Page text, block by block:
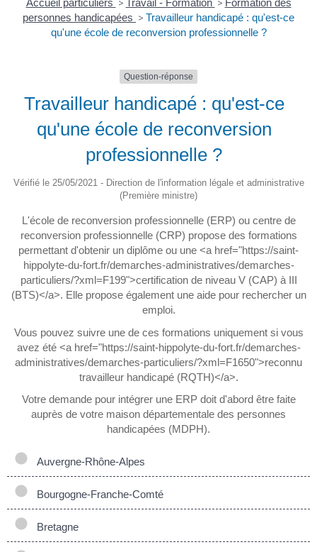
Accueil particuliers > Travail - Formation > Formation des
personnes handicapées > Travailleur handicapé : qu'est-ce
qu'une école de reconversion professionnelle ?
Question-réponse
Travailleur handicapé : qu'est-ce
qu'une école de reconversion
professionnelle ?
Vérifié le 25/05/2021 - Direction de l'information légale et administrative
(Première ministre)
L'école de reconversion professionnelle (ERP) ou centre de
reconversion professionnelle (CRP) propose des formations
permettant d'obtenir un diplôme ou une <a href="https://saint-
hippolyte-du-fort.fr/demarches-administratives/demarches-
particuliers/?xml=F199">certification de niveau V (CAP) à III
(BTS)</a>. Elle propose également une aide pour rechercher un
emploi.
Vous pouvez suivre une de ces formations uniquement si vous
avez été <a href="https://saint-hippolyte-du-fort.fr/demarches-
administratives/demarches-particuliers/?xml=F1650">reconnu
travailleur handicapé (RQTH)</a>.
Votre demande pour intégrer une ERP doit d'abord être faite
auprès de votre maison départementale des personnes
handicapées (MDPH).
Auvergne-Rhône-Alpes
Bourgogne-Franche-Comté
Bretagne